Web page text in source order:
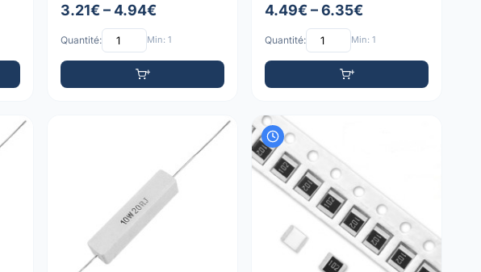
3.21€ – 4.94€
Quantité: Min: 1
4.49€ – 6.35€
Quantité: Min: 1